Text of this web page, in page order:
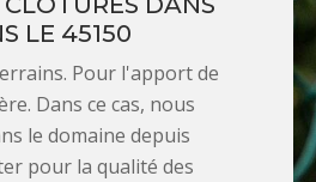
LE 45150
Pour l'apport de
Dans ce cas, nous
le domaine depuis
pour la qualité des